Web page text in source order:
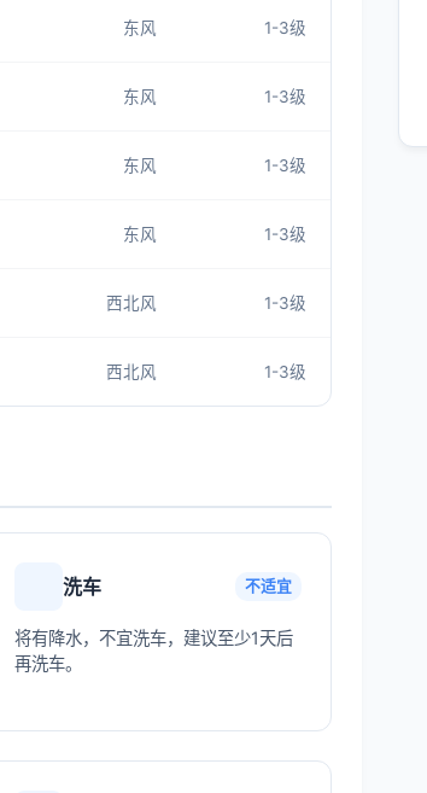
东风 1-3级
东风 1-3级
东风 1-3级
东风 1-3级
西北风 1-3级
西北风 1-3级
洗车 不适宜
将有降水，不宜洗车，建议至少1天后
再洗车。